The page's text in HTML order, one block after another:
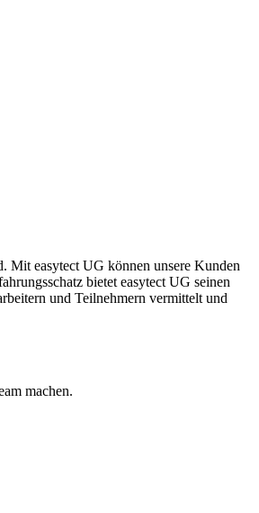
Mit easytect UG können unsere Kunden
bietet easytect UG seinen
und Teilnehmern vermittelt und
machen.